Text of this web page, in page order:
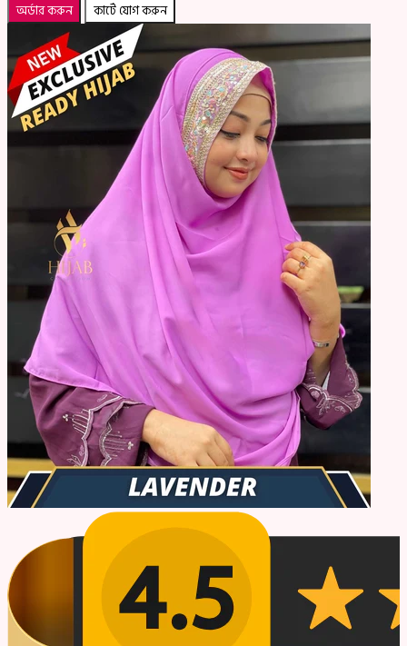
অর্ডার করুন কার্টে যোগ করুন